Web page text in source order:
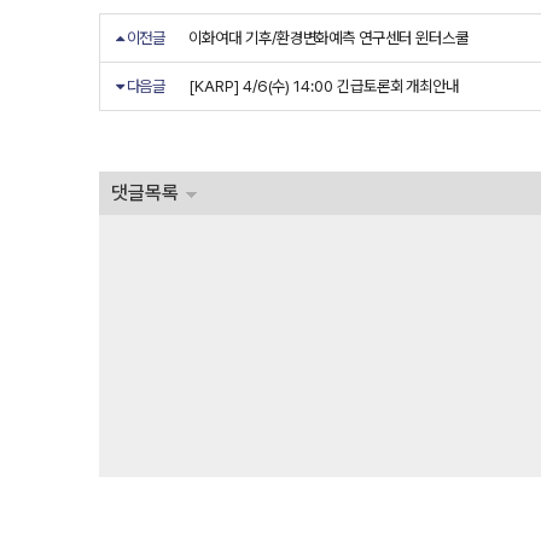
이전글 이화여대 기후/환경변화예측 연구센터 윈터스쿨
다음글 [KARP] 4/6(수) 14:00 긴급토론회 개최안내
댓글목록